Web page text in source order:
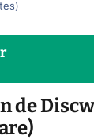
)
de